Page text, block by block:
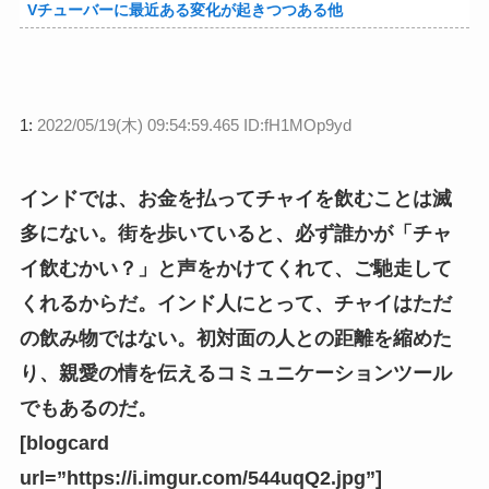
Vチューバーに最近ある変化が起きつつある他
1: 2022/05/19(木) 09:54:59.465 ID:fH1MOp9yd
インドでは、お金を払ってチャイを飲むことは滅
多にない。街を歩いていると、必ず誰かが「チャ
イ飲むかい？」と声をかけてくれて、ご馳走して
くれるからだ。インド人にとって、チャイはただ
の飲み物ではない。初対面の人との距離を縮めた
り、親愛の情を伝えるコミュニケーションツール
でもあるのだ。
[blogcard
url=”https://i.imgur.com/544uqQ2.jpg”]